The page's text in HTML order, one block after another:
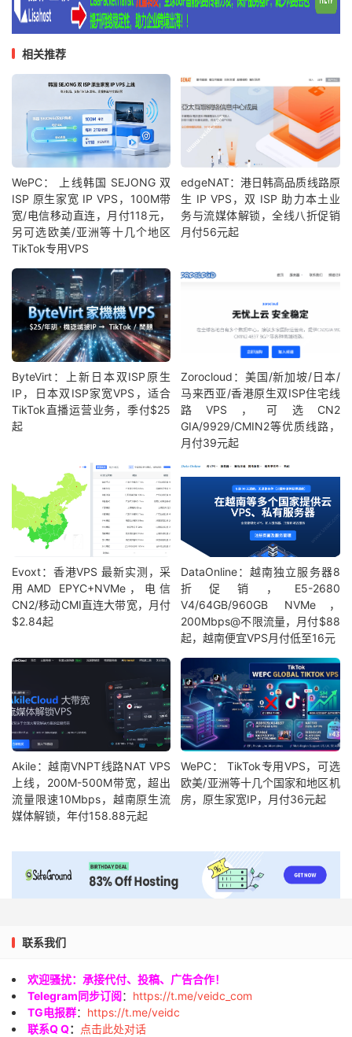
相关推荐
WePC： 上线韩国 SEJONG 双
ISP 原生家宽 IP VPS，100M带
宽/电信移动直连，月付118元，
另可选欧美/亚洲等十几个地区
TikTok专用VPS
edgeNAT：港日韩高品质线路原
生 IP VPS，双 ISP 助力本土业
务与流媒体解锁，全线八折促销
月付56元起
ByteVirt：上新日本双ISP原生
IP，日本双ISP家宽VPS，适合
TikTok直播运营业务，季付$25
起
Zorocloud：美国/新加坡/日本/
马来西亚/香港原生双ISP住宅线
路VPS，可选CN2
GIA/9929/CMIN2等优质线路，
月付39元起
Evoxt：香港VPS 最新实测，采
用AMD EPYC+NVMe，电信
CN2/移动CMI直连大带宽，月付
$2.84起
DataOnline：越南独立服务器8
折促销，E5-2680
V4/64GB/960GB NVMe，
200Mbps@不限流量，月付$88
起，越南便宜VPS月付低至16元
Akile：越南VNPT线路NAT VPS
上线，200M-500M带宽，超出
流量限速10Mbps，越南原生流
媒体解锁，年付158.88元起
WePC： TikTok专用VPS，可选
欧美/亚洲等十几个国家和地区机
房，原生家宽IP，月付36元起
联系我们
欢迎骚扰：承接代付、投稿、广告合作！
Telegram同步订阅： https://t.me/veidc_com
TG电报群： https://t.me/veidc
联系Q Q： 点击此处对话